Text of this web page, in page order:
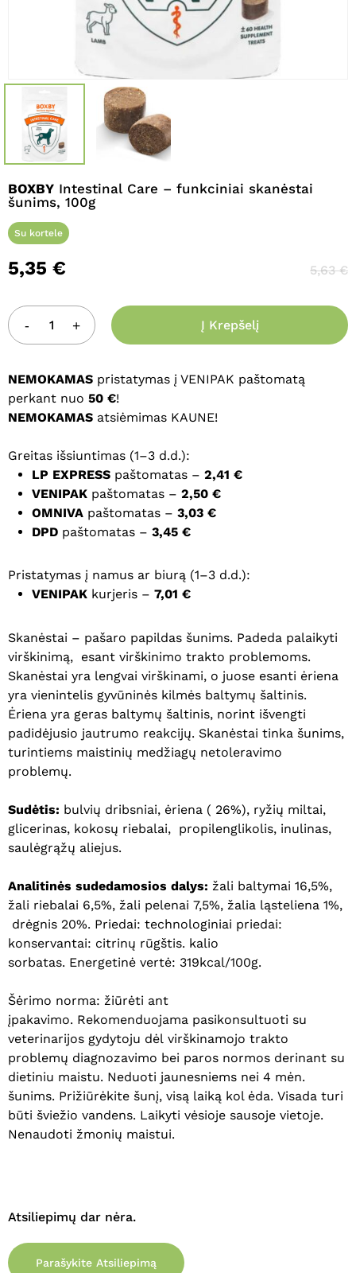
Krepšelyje nėra produktų.
Eiti Į Parduotuvę
BOXBY Intestinal Care – funkciniai skanėstai
šunims, 100g
Su kortele
5,35 € 5,63€
Į Krepšelį
NEMOKAMAS pristatymas į VENIPAK paštomatą
perkant nuo 50 €!
NEMOKAMAS atsiėmimas KAUNE!
Greitas išsiuntimas (1–3 d.d.):
LP EXPRESS paštomatas – 2,41 €
VENIPAK paštomatas – 2,50 €
OMNIVA paštomatas – 3,03 €
DPD paštomatas – 3,45 €
Pristatymas į namus ar biurą (1–3 d.d.):
VENIPAK kurjeris – 7,01 €
Skanėstai – pašaro papildas šunims. Padeda palaikyti
virškinimą, esant virškinimo trakto problemoms.
Skanėstai yra lengvai virškinami, o juose esanti ėriena
yra vienintelis gyvūninės kilmės baltymų šaltinis.
Ėriena yra geras baltymų šaltinis, norint išvengti
padidėjusio jautrumo reakcijų. Skanėstai tinka šunims,
turintiems maistinių medžiagų netoleravimo
problemų.
Sudėtis: bulvių dribsniai, ėriena ( 26%), ryžių miltai,
glicerinas, kokosų riebalai, propilenglikolis, inulinas,
saulėgrąžų aliejus.
Analitinės sudedamosios dalys: žali baltymai 16,5%,
žali riebalai 6,5%, žali pelenai 7,5%, žalia ląsteliena 1%,
drėgnis 20%. Priedai: technologiniai priedai:
konservantai: citrinų rūgštis. kalio
sorbatas. Energetinė vertė: 319kcal/100g.
Šėrimo norma: žiūrėti ant
įpakavimo. Rekomenduojama pasikonsultuoti su
veterinarijos gydytoju dėl virškinamojo trakto
problemų diagnozavimo bei paros normos derinant su
dietiniu maistu. Neduoti jaunesniems nei 4 mėn.
šunims. Prižiūrėkite šunį, visą laiką kol ėda. Visada turi
būti šviežio vandens. Laikyti vėsioje sausoje vietoje.
Nenaudoti žmonių maistui.
Atsiliepimų dar nėra.
Parašykite Atsiliepimą
El. paštas*
Noriu savo interneto naršyklėje